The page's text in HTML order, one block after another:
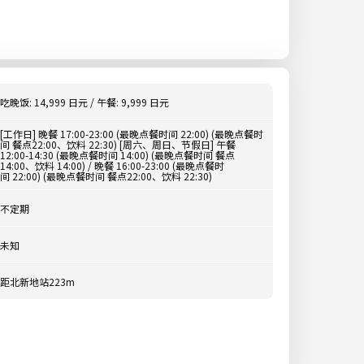
吃晚饭: 14,999 日元 / 午餐: 9,999 日元
[工作日] 晚餐 17:00-23:00 (最晚点餐时间 22:00) (最晚点餐时
间 餐点22:00、饮料 22:30) [周六、周日、节假日] 午餐
12:00-14:30 (最晚点餐时间 14:00) (最晚点餐时间 餐点
14:00、饮料 14:00) / 晚餐 16:00-23:00 (最晚点餐时
间 22:00) (最晚点餐时间 餐点22:00、饮料 22:30)
不定期
未知
距北新地站223m